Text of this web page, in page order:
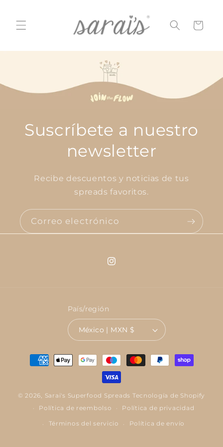
al contenido
Carrito
Suscríbete a nuestro
newsletter
Recibe descuentos y noticias de tus
spreads favoritos.
Correo electrónico
Instagram
País/región
México | MXN $
Formas
© 2026, Sarai's Superfood Spreads Tecnología de Shopify
Política de reembolso
Política de privacidad
Términos del servicio Política de envío